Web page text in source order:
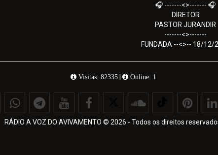
🎧 -------<>------- 🎧
DIRETOR
PASTOR JURANDIR
-------<>-------
FUNDADA --<>-- 18/12/
Visitas: 82335 | Online: 1
RÁDIO A VOZ DO AVIVAMENTO © 2026 - Todos os direitos